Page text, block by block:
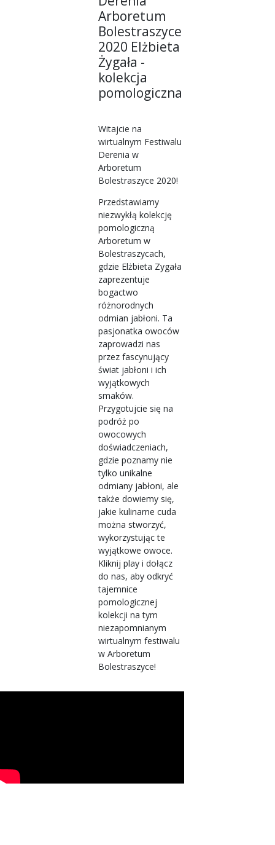
Arboretum
Bolestraszyce
2020 Elżbieta
Żygała -
kolekcja
pomologiczna
Witajcie na
wirtualnym Festiwalu
Derenia w
Arboretum
Bolestraszyce 2020!
Przedstawiamy
niezwykłą kolekcję
pomologiczną
Arboretum w
Bolestraszycach,
gdzie Elżbieta Zygała
zaprezentuje
bogactwo
różnorodnych
odmian jabłoni. Ta
pasjonatka owoców
zaprowadzi nas
przez fascynujący
świat jabłoni i ich
wyjątkowych
smaków.
Przygotujcie się na
podróż po
owocowych
doświadczeniach,
gdzie poznamy nie
tylko unikalne
odmiany jabłoni, ale
także dowiemy się,
jakie kulinarne cuda
można stworzyć,
wykorzystując te
wyjątkowe owoce.
Kliknij play i dołącz
do nas, aby odkryć
tajemnice
pomologicznej
kolekcji na tym
niezapomnianym
wirtualnym festiwalu
w Arboretum
Bolestraszyce!